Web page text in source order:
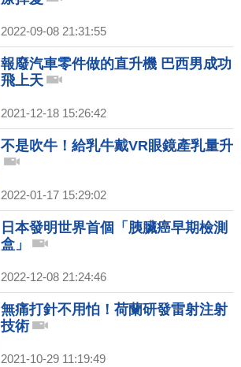
2022-09-08 21:31:55
報廢汽車零件做的直升機 巴西男成功
飛上天
2021-12-18 15:26:42
不是吹牛！給乳牛戴VR眼鏡產乳量升
2022-01-17 15:29:02
日本發明世界首個「胰臟癌早期檢測
盒」
2022-12-08 21:24:46
無痛打針不用怕！荷蘭研發雷射注射
技術
2021-10-29 11:19:49